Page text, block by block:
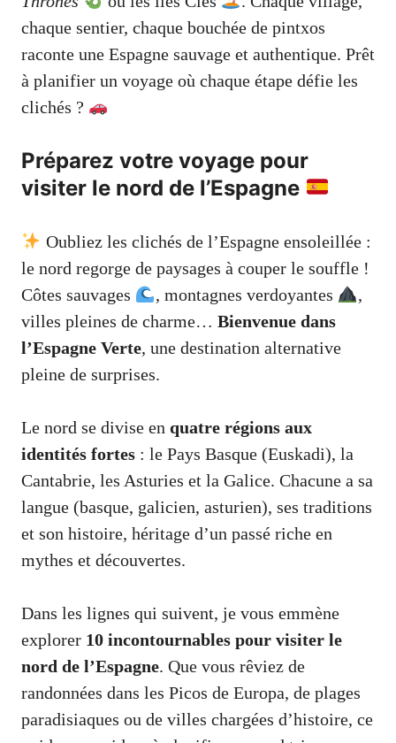
chaque sentier, chaque bouchée de pintxos
raconte une Espagne sauvage et authentique. Prêt
à planifier un voyage où chaque étape défie les
clichés ?
Préparez votre voyage pour
visiter le nord de l’Espagne
Oubliez les clichés de l’Espagne ensoleillée :
le nord regorge de paysages à couper le souffle !
Côtes sauvages
, montagnes verdoyantes
,
villes pleines de charme… Bienvenue dans
l’Espagne Verte, une destination alternative
pleine de surprises.
Le nord se divise en quatre régions aux
identités fortes : le Pays Basque (Euskadi), la
Cantabrie, les Asturies et la Galice. Chacune a sa
langue (basque, galicien, asturien), ses traditions
et son histoire, héritage d’un passé riche en
mythes et découvertes.
Dans les lignes qui suivent, je vous emmène
explorer 10 incontournables pour visiter le
nord de l’Espagne. Que vous rêviez de
randonnées dans les Picos de Europa, de plages
paradisiaques ou de villes chargées d’histoire, ce